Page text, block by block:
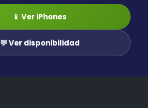
📱 Ver iPhones
💬 Ver disponibilidad